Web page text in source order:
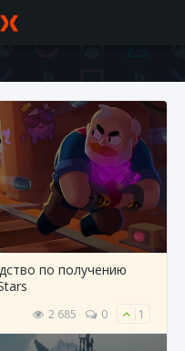
по получению
2 685 0 1